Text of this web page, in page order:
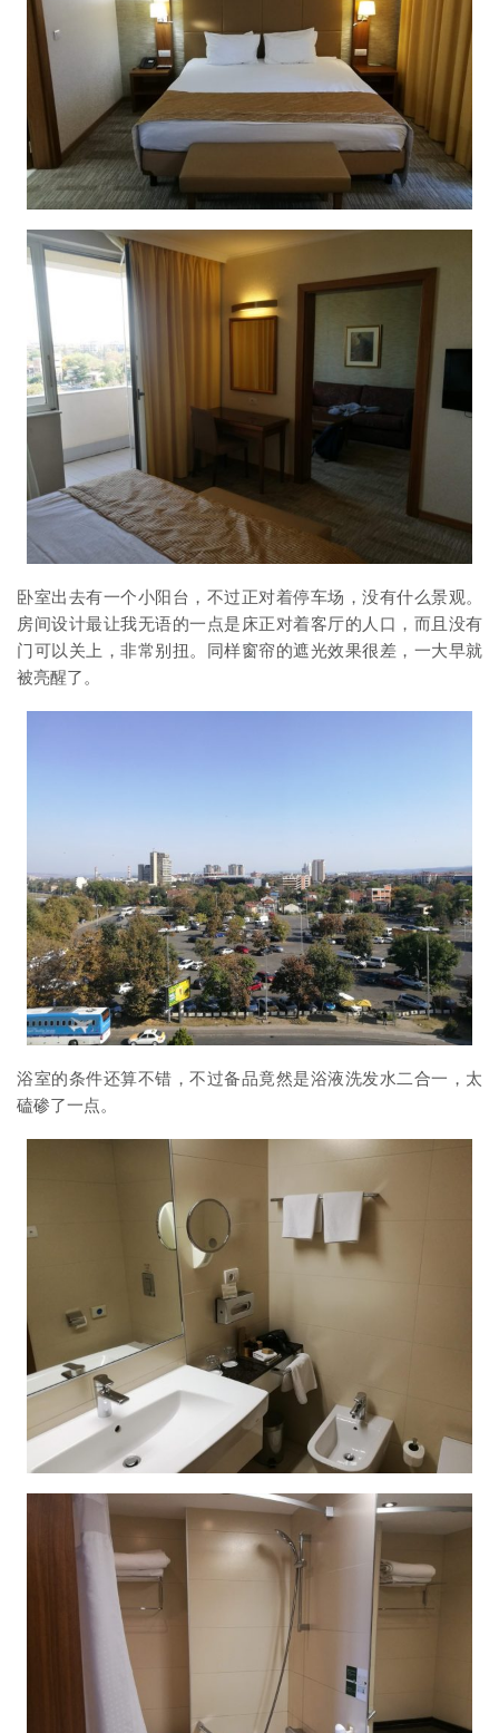
卧室出去有一个小阳台，不过正对着停车场，没有什么景观。
房间设计最让我无语的一点是床正对着客厅的人口，而且没有
门可以关上，非常别扭。同样窗帘的遮光效果很差，一大早就
被亮醒了。
浴室的条件还算不错，不过备品竟然是浴液洗发水二合一，太
磕碜了一点。